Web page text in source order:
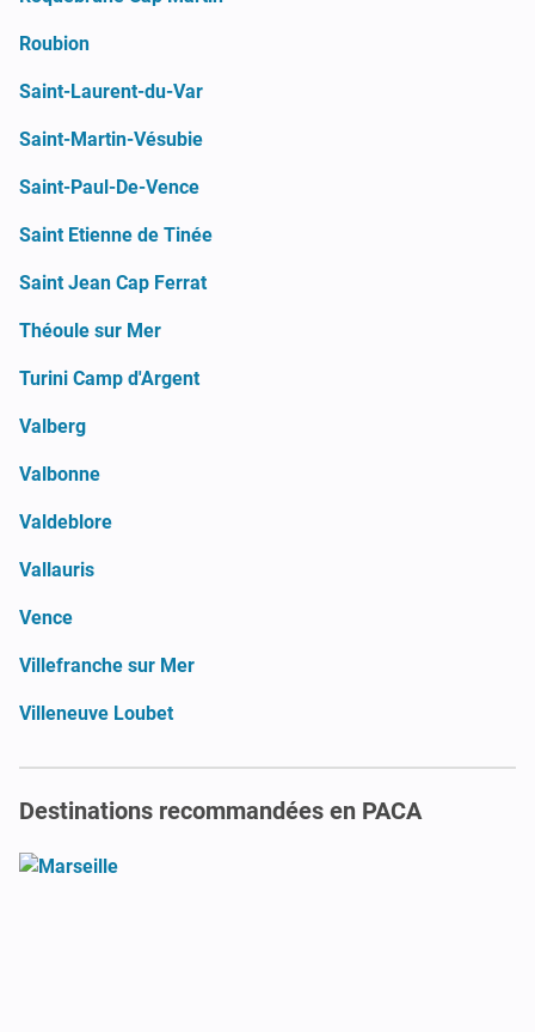
Roubion
Saint-Laurent-du-Var
Saint-Martin-Vésubie
Saint-Paul-De-Vence
Saint Etienne de Tinée
Saint Jean Cap Ferrat
Théoule sur Mer
Turini Camp d'Argent
Valberg
Valbonne
Valdeblore
Vallauris
Vence
Villefranche sur Mer
Villeneuve Loubet
Destinations recommandées en PACA